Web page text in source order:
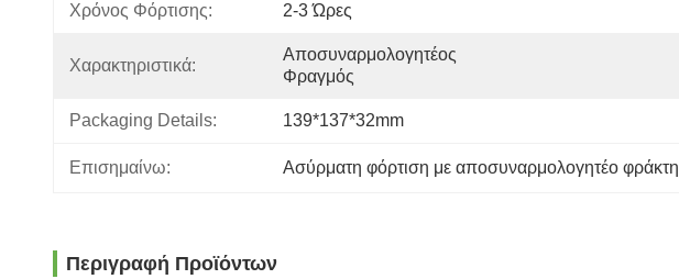
Χρόνος Φόρτισης: 2-3 Ώρες
Χαρακτηριστικά:
Αποσυναρμολογητέος
Φραγμός
Packaging Details: 139*137*32mm
Επισημαίνω: Ασύρματη φόρτιση με αποσυναρμολογητέο φράκτη
Περιγραφή Προϊόντων